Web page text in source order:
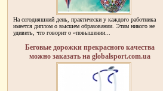
На сегодняшний день, практически у каждого работника
имеется диплом о высшем образовании. Этим никого не
удивить, что говорит о «повышении...
Беговые дорожки прекрасного качества
можно заказать на globalsport.com.ua